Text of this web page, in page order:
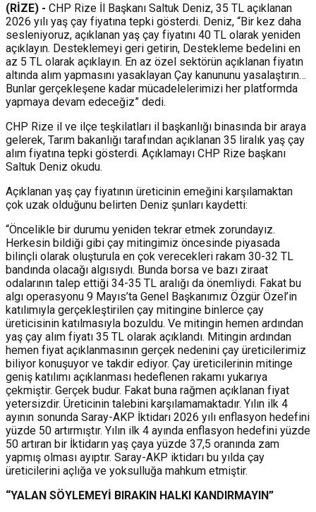
(RİZE) - CHP Rize İl Başkanı Saltuk Deniz, 35 TL açıklanan
2026 yılı yaş çay fiyatına tepki gösterdi. Deniz, “Bir kez daha
sesleniyoruz, açıklanan yaş çay fiyatını 40 TL olarak yeniden
açıklayın. Desteklemeyi geri getirin, Destekleme bedelini en
az 5 TL olarak açıklayın. En az özel sektörün açıklanan fiyatın
altında alım yapmasını yasaklayan Çay kanununu yasalaştırın…
Bunlar gerçekleşene kadar mücadelelerimizi her platformda
yapmaya devam edeceğiz” dedi.
CHP Rize il ve ilçe teşkilatları il başkanlığı binasında bir araya
gelerek, Tarım bakanlığı tarafından açıklanan 35 liralık yaş çay
alım fiyatına tepki gösterdi. Açıklamayı CHP Rize başkanı
Saltuk Deniz okudu.
Açıklanan yaş çay fiyatının üreticinin emeğini karşılamaktan
çok uzak olduğunu belirten Deniz şunları kaydetti:
“Öncelikle bir durumu yeniden tekrar etmek zorundayız.
Herkesin bildiği gibi çay mitingimiz öncesinde piyasada
bilinçli olarak oluşturula en çok verecekleri rakam 30-32 TL
bandında olacağı algısıydı. Bunda borsa ve bazı ziraat
odalarının talep ettiği 34-35 TL aralığı da önemliydi. Fakat bu
algı operasyonu 9 Mayıs’ta Genel Başkanımız Özgür Özel’in
katılımıyla gerçekleştirilen çay mitingine binlerce çay
üreticisinin katılmasıyla bozuldu. Ve mitingin hemen ardından
yaş çay alım fiyatı 35 TL olarak açıklandı. Mitingin ardından
hemen fiyat açıklanmasının gerçek nedenini çay üreticilerimiz
biliyor konuşuyor ve takdir ediyor. Çay üreticilerinin mitinge
geniş katılımı açıklanması hedeflenen rakamı yukarıya
çekmiştir. Gerçek budur. Fakat buna rağmen açıklanan fiyat
yetersizdir. Üreticinin talebini karşılamamaktadır. Yılın ilk 4
ayının sonunda Saray-AKP İktidarı 2026 yılı enflasyon hedefini
yüzde 50 artırmıştır. Yılın ilk 4 ayında enflasyon hedefini yüzde
50 artıran bir İktidarın yaş çaya yüzde 37,5 oranında zam
yapmış olması ayıptır. Saray-AKP iktidarı bu yılda çay
üreticilerini açlığa ve yoksulluğa mahkum etmiştir.
“YALAN SÖYLEMEYİ BIRAKIN HALKI KANDIRMAYIN”